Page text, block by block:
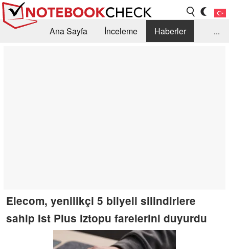
Ana Sayfa İnceleme
Haberler
...
Elecom, yenilikçi 5 bilyeli silindirlere
sahip Ist Plus iztopu farelerini duyurdu